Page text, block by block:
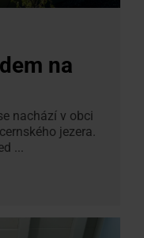
na
nachází v obci
jezera.
...